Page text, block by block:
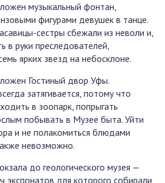
музыкальный фонтан,
фигурами девушек в танце.
сестры сбежали из неволи и,
в руки преследователей,
ярких звезд на небосклоне.
Гостиный двор Уфы.
затягивается, потому что
в зоопарк, попрыгать
побывать в Музее быта. Уйти
и не полакомиться блюдами
невозможно.
до геологического музея —
экспонатов для которого собирали